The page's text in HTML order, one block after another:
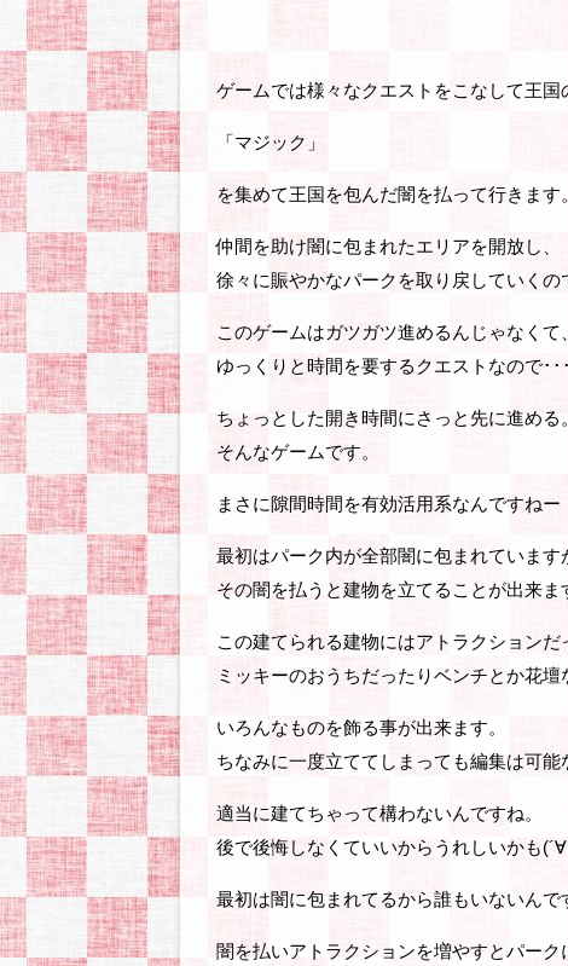
ゲームでは様々なクエストをこなして王国
「マジック」
を集めて王国を包んだ闇を払って行きます。
仲間を助け闇に包まれたエリアを開放し、
徐々に賑やかなパークを取り戻していくの
このゲームはガツガツ進めるんじゃなくて、
ゆっくりと時間を要するクエストなので･･･
ちょっとした開き時間にさっと先に進める。
そんなゲームです。
まさに隙間時間を有効活用系なんですねー
最初はパーク内が全部闇に包まれています
その闇を払うと建物を立てることが出来ま
この建てられる建物にはアトラクションだ
ミッキーのおうちだったりベンチとか花壇
いろんなものを飾る事が出来ます。
ちなみに一度立ててしまっても編集は可能
適当に建てちゃって構わないんですね。
後で後悔しなくていいからうれしいかも
最初は闇に包まれてるから誰もいないんで
闇を払いアトラクションを増やすとパーク